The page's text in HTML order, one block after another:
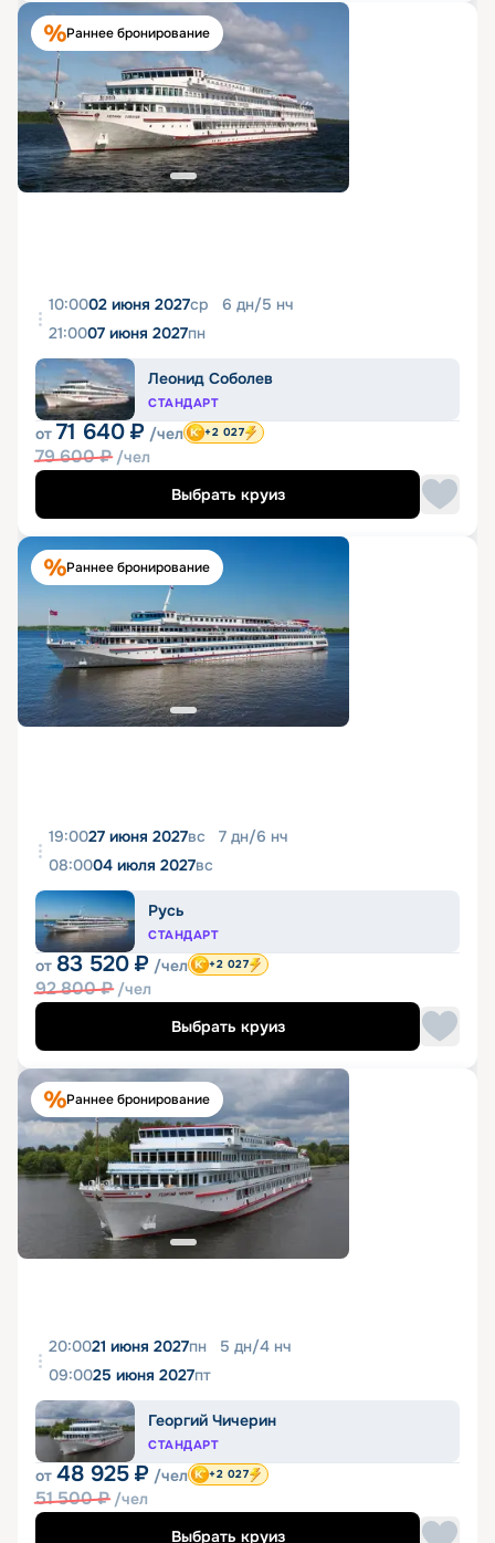
Раннее бронирование
10:0002 июня 2027ср 6 дн/5 нч
21:0007 июня 2027пн
Леонид Соболев
СТАНДАРТ
от 71 640 ₽ /чел
79 600₽ /чел
+2 027
Выбрать круиз
Раннее бронирование
19:0027 июня 2027вс 7 дн/6 нч
08:0004 июля 2027вс
Русь
СТАНДАРТ
от 83 520 ₽ /чел
92 800₽ /чел
+2 027
Выбрать круиз
Раннее бронирование
20:0021 июня 2027пн 5 дн/4 нч
09:0025 июня 2027пт
Георгий Чичерин
СТАНДАРТ
от 48 925 ₽ /чел
51 500₽ /чел
+2 027
Выбрать круиз